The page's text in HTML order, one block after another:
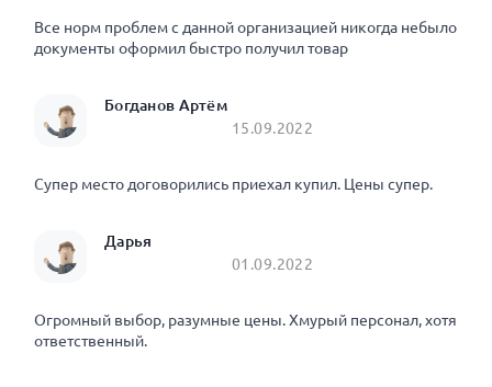
Все норм проблем с данной организацией никогда небыло
документы оформил быстро получил товар
Богданов Артём
15.09.2022
Супер место договорились приехал купил. Цены супер.
Дарья
01.09.2022
Огромный выбор, разумные цены. Хмурый персонал, хотя
ответственный.